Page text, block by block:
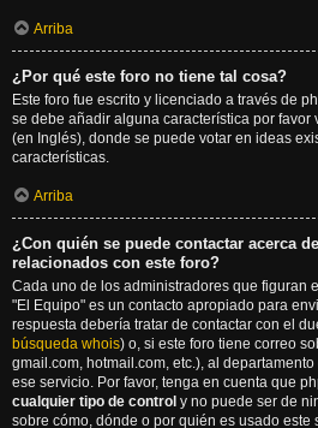
Arriba
¿Por qué este foro no tiene tal cosa?
Este foro fue escrito y licenciado a través de
se debe añadir alguna característica por favor
(en Inglés), donde se puede votar en ideas
características.
Arriba
¿Con quién se puede contactar acerca
relacionados con este foro?
Cada uno de los administradores que figuran
"El Equipo" es un contacto apropiado para
respuesta debería tratar de contactar con el
búsqueda whois) o, si este foro tiene correo
gmail.com, hotmail.com, etc.), al
ese servicio. Por favor, tenga en cuenta que
cualquier tipo de control y no puede ser de
sobre cómo, dónde o por quién es usado este